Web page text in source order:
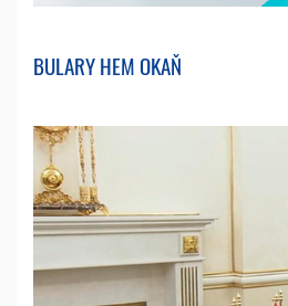
BULARY HEM OKAŇ